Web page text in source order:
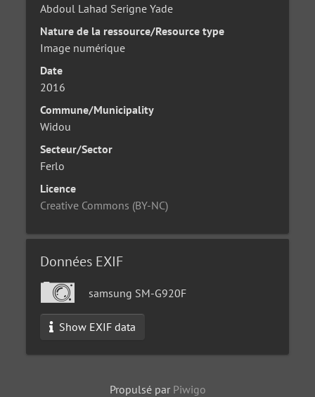
Abdoul Lahad Serigne Yade
Nature de la ressource/Resource type
Image numérique
Date
2016
Commune/Municipality
Widou
Secteur/Sector
Ferlo
Licence
Creative Commons (BY-NC)
Données EXIF
samsung SM-G920F
Show EXIF data
Propulsé par Piwigo